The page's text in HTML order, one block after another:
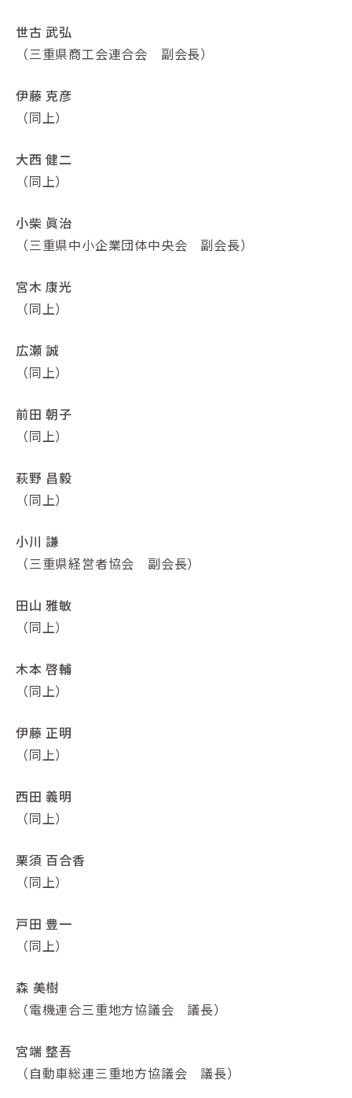
世古 武弘
（三重県商工会連合会 副会長）
伊藤 克彦
（同上）
大西 健二
（同上）
小柴 眞治
（三重県中小企業団体中央会 副会長）
宮木 康光
（同上）
広瀬 誠
（同上）
前田 朝子
（同上）
萩野 昌毅
（同上）
小川 謙
（三重県経営者協会 副会長）
田山 雅敏
（同上）
木本 啓輔
（同上）
伊藤 正明
（同上）
西田 義明
（同上）
栗須 百合香
（同上）
戸田 豊一
（同上）
森 美樹
（電機連合三重地方協議会 議長）
宮端 整吾
（自動車総連三重地方協議会 議長）